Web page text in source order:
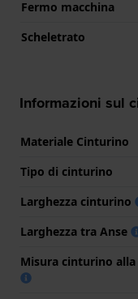
Fermo macchina
Scheletrato
Informazioni sul
Materiale Cinturino
Tipo di cinturino
Larghezza cinturino
Larghezza tra Anse
Misura cinturino